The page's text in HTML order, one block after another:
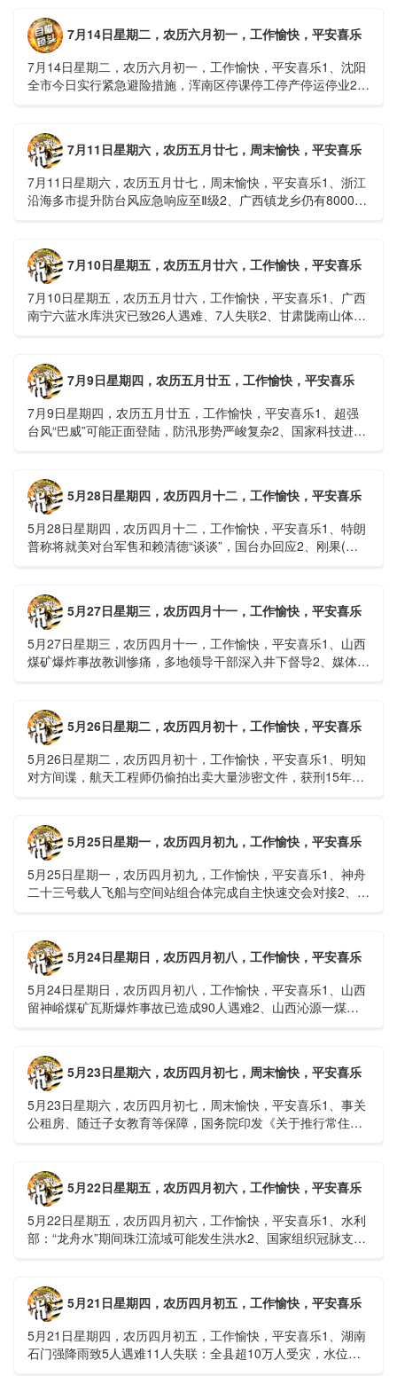
7月14日星期二，农历六月初一，工作愉快，平安喜乐
7月14日星期二，农历六月初一，工作愉快，平安喜乐1、沈阳
全市今日实行紧急避险措施，浑南区停课停工停产停运停业2、
7月11日星期六，农历五月廿七，周末愉快，平安喜乐
7月11日星期六，农历五月廿七，周末愉快，平安喜乐1、浙江
沿海多市提升防台风应急响应至Ⅱ级2、广西镇龙乡仍有8000多
7月10日星期五，农历五月廿六，工作愉快，平安喜乐
7月10日星期五，农历五月廿六，工作愉快，平安喜乐1、广西
南宁六蓝水库洪灾已致26人遇难、7人失联2、甘肃陇南山体滑
7月9日星期四，农历五月廿五，工作愉快，平安喜乐
7月9日星期四，农历五月廿五，工作愉快，平安喜乐1、超强
台风“巴威”可能正面登陆，防汛形势严峻复杂2、国家科技进步
5月28日星期四，农历四月十二，工作愉快，平安喜乐
5月28日星期四，农历四月十二，工作愉快，平安喜乐1、特朗
普称将就美对台军售和赖清德“谈谈”，国台办回应2、刚果(金)
5月27日星期三，农历四月十一，工作愉快，平安喜乐
5月27日星期三，农历四月十一，工作愉快，平安喜乐1、山西
煤矿爆炸事故教训惨痛，多地领导干部深入井下督导2、媒体：
5月26日星期二，农历四月初十，工作愉快，平安喜乐
5月26日星期二，农历四月初十，工作愉快，平安喜乐1、明知
对方间谍，航天工程师仍偷拍出卖大量涉密文件，获刑15年
5月25日星期一，农历四月初九，工作愉快，平安喜乐
5月25日星期一，农历四月初九，工作愉快，平安喜乐1、神舟
二十三号载人飞船与空间站组合体完成自主快速交会对接2、山
5月24日星期日，农历四月初八，工作愉快，平安喜乐
5月24日星期日，农历四月初八，工作愉快，平安喜乐1、山西
留神峪煤矿瓦斯爆炸事故已造成90人遇难2、山西沁源一煤矿
5月23日星期六，农历四月初七，周末愉快，平安喜乐
5月23日星期六，农历四月初七，周末愉快，平安喜乐1、事关
公租房、随迁子女教育等保障，国务院印发《关于推行常住地
5月22日星期五，农历四月初六，工作愉快，平安喜乐
5月22日星期五，农历四月初六，工作愉快，平安喜乐1、水利
部：“龙舟水”期间珠江流域可能发生洪水2、国家组织冠脉支架
5月21日星期四，农历四月初五，工作愉快，平安喜乐
5月21日星期四，农历四月初五，工作愉快，平安喜乐1、湖南
石门强降雨致5人遇难11人失联：全县超10万人受灾，水位正